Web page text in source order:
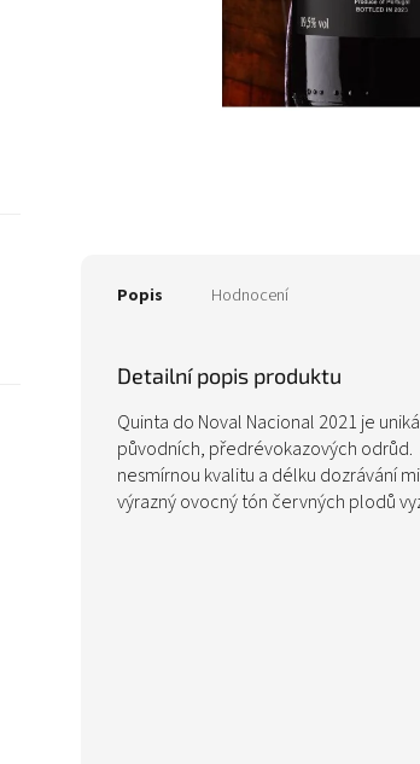
Popis Hodnocení
Detailní popis produktu
Quinta do Noval Nacional 2021 je
původních, předrévokazových odrůd.
nesmírnou kvalitu a délku dozrávání
výrazný ovocný tón červných plodů